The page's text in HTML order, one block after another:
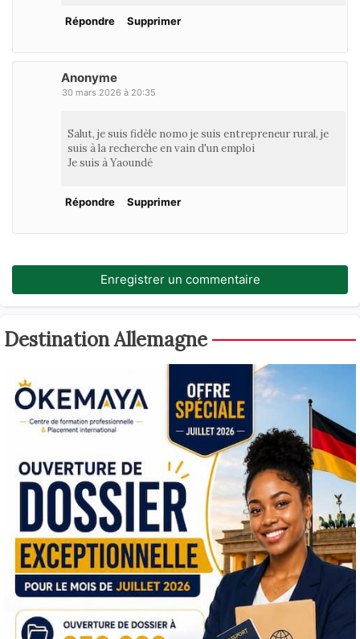
Répondre Supprimer
Anonyme
30 mars 2026 à 20:35
Salut, je suis fidèle nomo je suis entrepreneur rural, je
suis à la recherche en vain d'un emploi
Je suis à Yaoundé
Répondre Supprimer
Enregistrer un commentaire
Destination Allemagne